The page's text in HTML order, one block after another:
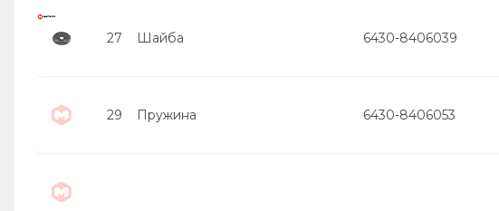
27 Шайба 6430-8406039
29 Пружина 6430-8406053